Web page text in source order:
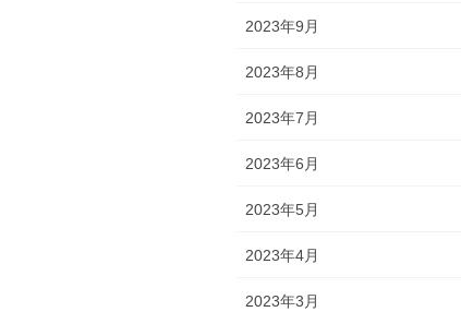
2023年9月
2023年8月
2023年7月
2023年6月
2023年5月
2023年4月
2023年3月